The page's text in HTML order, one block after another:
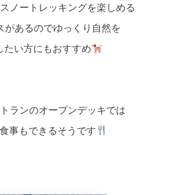
ノートレッキングを楽しめる
があるのでゆっくり自然を
たい方にもおすすめ
ランのオープンデッキでは
事もできるそうです